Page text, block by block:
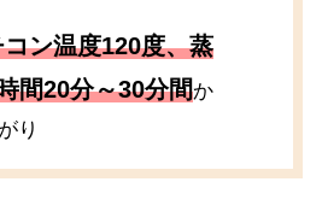
ン温度120度、蒸
間20分～30分間か
り